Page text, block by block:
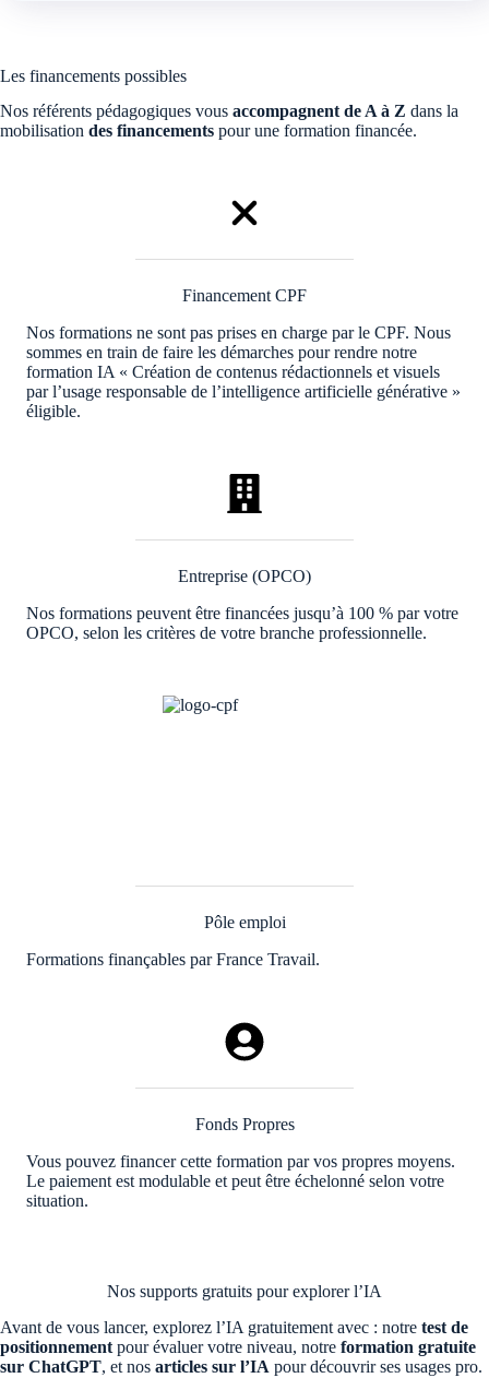
Les financements possibles
Nos référents pédagogiques vous accompagnent de A à Z dans la
mobilisation des financements pour une formation financée.
Financement CPF
Nos formations ne sont pas prises en charge par le CPF. Nous
sommes en train de faire les démarches pour rendre notre
formation IA « Création de contenus rédactionnels et visuels
par l’usage responsable de l’intelligence artificielle générative »
éligible.
Entreprise (OPCO)
Nos formations peuvent être financées jusqu’à 100 % par votre
OPCO, selon les critères de votre branche professionnelle.
Pôle emploi
Formations finançables par France Travail.
Fonds Propres
Vous pouvez financer cette formation par vos propres moyens.
Le paiement est modulable et peut être échelonné selon votre
situation.
Nos supports gratuits pour explorer l’IA
Avant de vous lancer, explorez l’IA gratuitement avec : notre test de
positionnement pour évaluer votre niveau, notre formation gratuite
sur ChatGPT, et nos articles sur l’IA pour découvrir ses usages pro.